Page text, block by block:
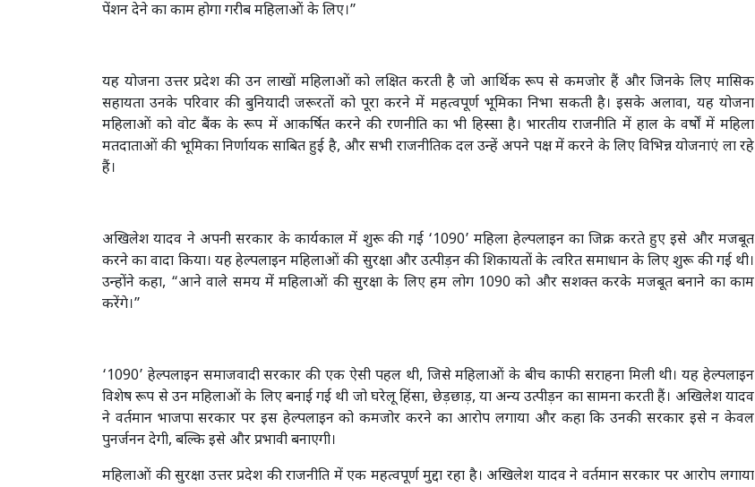
पेंशन देने का काम होगा गरीब महिलाओं के लिए।”
यह योजना उत्तर प्रदेश की उन लाखों महिलाओं को लक्षित करती है जो आर्थिक रूप से कमजोर हैं और जिनके लिए मासिक
सहायता उनके परिवार की बुनियादी जरूरतों को पूरा करने में महत्वपूर्ण भूमिका निभा सकती है। इसके अलावा, यह योजना
महिलाओं को वोट बैंक के रूप में आकर्षित करने की रणनीति का भी हिस्सा है। भारतीय राजनीति में हाल के वर्षों में महिला
मतदाताओं की भूमिका निर्णायक साबित हुई है, और सभी राजनीतिक दल उन्हें अपने पक्ष में करने के लिए विभिन्न योजनाएं ला रहे
हैं।
अखिलेश यादव ने अपनी सरकार के कार्यकाल में शुरू की गई ‘1090’ महिला हेल्पलाइन का जिक्र करते हुए इसे और मजबूत
करने का वादा किया। यह हेल्पलाइन महिलाओं की सुरक्षा और उत्पीड़न की शिकायतों के त्वरित समाधान के लिए शुरू की गई थी।
उन्होंने कहा, “आने वाले समय में महिलाओं की सुरक्षा के लिए हम लोग 1090 को और सशक्त करके मजबूत बनाने का काम
करेंगे।”
‘1090’ हेल्पलाइन समाजवादी सरकार की एक ऐसी पहल थी, जिसे महिलाओं के बीच काफी सराहना मिली थी। यह हेल्पलाइन
विशेष रूप से उन महिलाओं के लिए बनाई गई थी जो घरेलू हिंसा, छेड़छाड़, या अन्य उत्पीड़न का सामना करती हैं। अखिलेश यादव
ने वर्तमान भाजपा सरकार पर इस हेल्पलाइन को कमजोर करने का आरोप लगाया और कहा कि उनकी सरकार इसे न केवल
पुनर्जनन देगी, बल्कि इसे और प्रभावी बनाएगी।
महिलाओं की सुरक्षा उत्तर प्रदेश की राजनीति में एक महत्वपूर्ण मुद्दा रहा है। अखिलेश यादव ने वर्तमान सरकार पर आरोप लगाया